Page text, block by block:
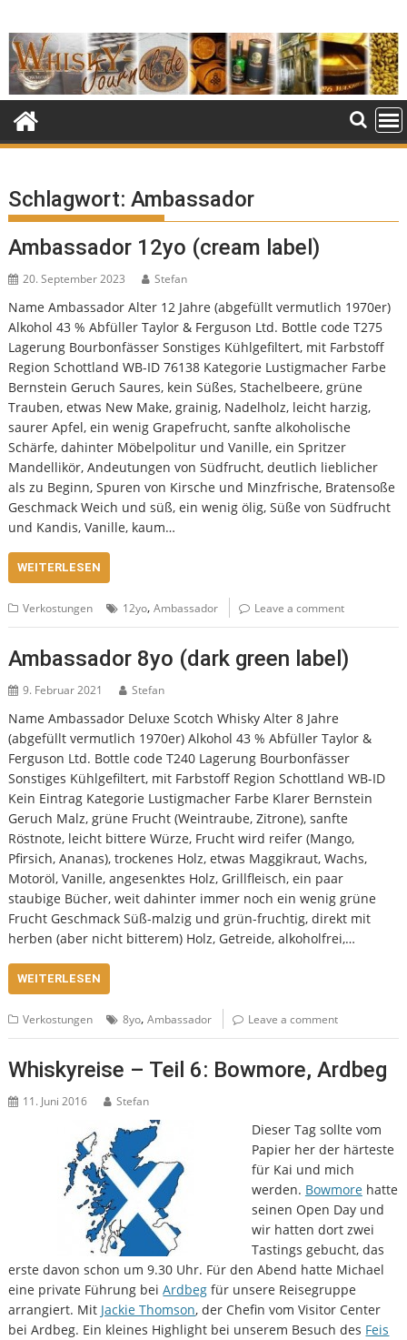
to
content
Schlagwort:Ambassador
Ambassador 12yo (cream label)
20. September 2023 Stefan
Name Ambassador Alter 12 Jahre (abgefüllt vermutlich 1970er)
Alkohol 43 % Abfüller Taylor & Ferguson Ltd. Bottle code T275
Lagerung Bourbonfässer Sonstiges Kühlgefiltert, mit Farbstoff
Region Schottland WB-ID 76138 Kategorie Lustigmacher Farbe
Bernstein Geruch Saures, kein Süßes, Stachelbeere, grüne
Trauben, etwas New Make, grainig, Nadelholz, leicht harzig,
saurer Apfel, ein wenig Grapefrucht, sanfte alkoholische
Schärfe, dahinter Möbelpolitur und Vanille, ein Spritzer
Mandellikör, Andeutungen von Südfrucht, deutlich lieblicher
als zu Beginn, Spuren von Kirsche und Minzfrische, Bratensoße
Geschmack Weich und süß, ein wenig ölig, Süße von Südfrucht
und Kandis, Vanille, kaum…
WEITERLESEN
Verkostungen 12yo,Ambassador Leave a comment
Ambassador 8yo (dark green label)
9. Februar 2021 Stefan
Name Ambassador Deluxe Scotch Whisky Alter 8 Jahre
(abgefüllt vermutlich 1970er) Alkohol 43 % Abfüller Taylor &
Ferguson Ltd. Bottle code T240 Lagerung Bourbonfässer
Sonstiges Kühlgefiltert, mit Farbstoff Region Schottland WB-ID
Kein Eintrag Kategorie Lustigmacher Farbe Klarer Bernstein
Geruch Malz, grüne Frucht (Weintraube, Zitrone), sanfte
Röstnote, leicht bittere Würze, Frucht wird reifer (Mango,
Pfirsich, Ananas), trockenes Holz, etwas Maggikraut, Wachs,
Motoröl, Vanille, angesenktes Holz, Grillfleisch, ein paar
staubige Bücher, weit dahinter immer noch ein wenig grüne
Frucht Geschmack Süß-malzig und grün-fruchtig, direkt mit
herben (aber nicht bitterem) Holz, Getreide, alkoholfrei,…
WEITERLESEN
Verkostungen 8yo,Ambassador Leave a comment
Whiskyreise – Teil 6: Bowmore, Ardbeg
11. Juni 2016 Stefan
Dieser Tag sollte vom
Papier her der härteste
für Kai und mich
werden. Bowmorehatte
seinen Open Day und
wir hatten dort zwei
Tastings gebucht, das
erste davon schon um 9.30 Uhr. Für den Abend hatte Michael
eine private Führung beiArdbeg für unsere Reisegruppe
arrangiert. Mit Jackie Thomson, der Chefin vom Visitor Center
bei Ardbeg. Ein kleines Highlight bei unserem Besuch des Feis